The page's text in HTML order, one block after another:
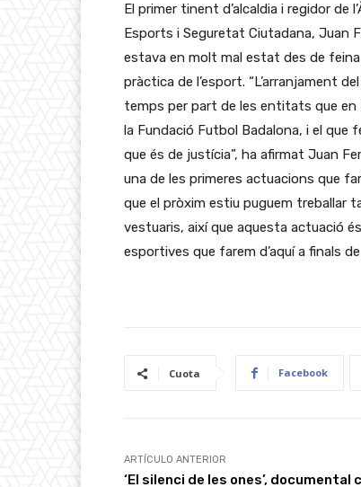
El primer tinent d’alcaldia i regidor de
Esports i Seguretat Ciutadana, Juan
estava en molt mal estat des de
pràctica de l’esport. “L’arranjament
temps per part de les entitats que en
la Fundació Futbol Badalona, i el que
que és de justícia”, ha afirmat Juan
una de les primeres actuacions que
que el pròxim estiu puguem treballar
vestuaris, així que aquesta actuació
esportives que farem d’aquí a finals
Cuota Facebook
ARTÍCULO ANTERIOR
‘El silenci de les ones’, documental